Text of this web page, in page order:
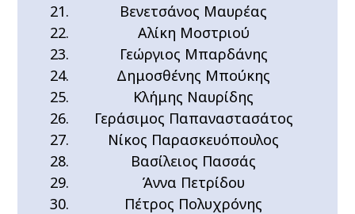
Βενετσάνος Μαυρέας
Αλίκη Μοστριού
Γεώργιος Μπαρδάνης
Δημοσθένης Μπούκης
Κλήμης Ναυρίδης
Γεράσιμος Παπαναστασάτος
Νίκος Παρασκευόπουλος
Βασίλειος Πασσάς
Άννα Πετρίδου
Πέτρος Πολυχρόνης